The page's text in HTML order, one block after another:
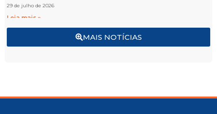
MAIS NOTÍCIAS
29 de julho de 2026
Leia mais »